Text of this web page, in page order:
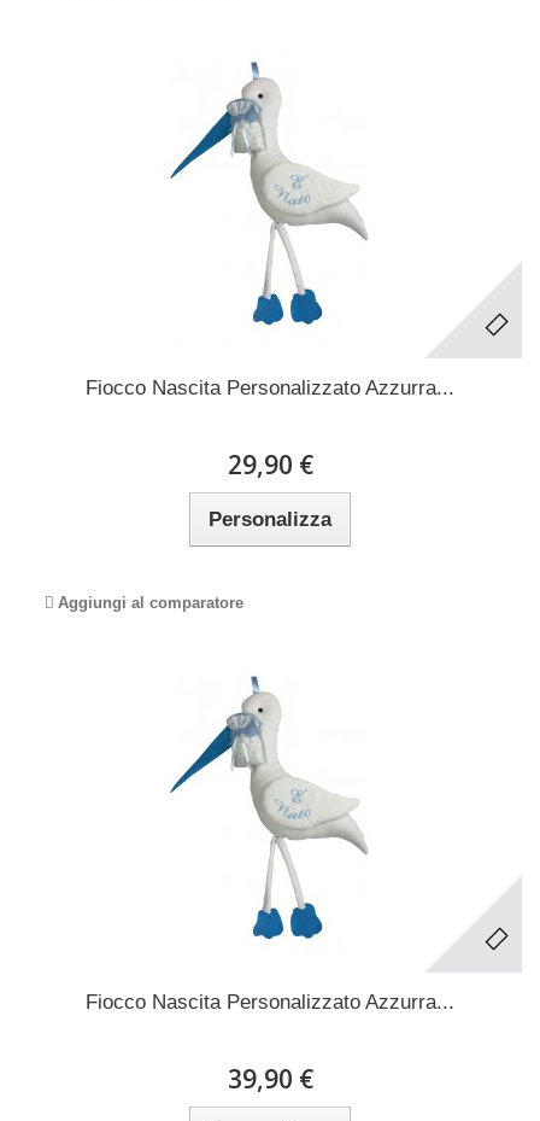
Fiocco Nascita Personalizzato Azzurra...
29,90 €
Personalizza
Aggiungi al comparatore
Fiocco Nascita Personalizzato Azzurra...
39,90 €